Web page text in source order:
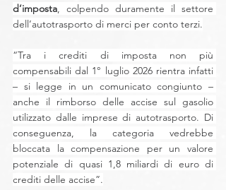
d’imposta, colpendo duramente il settore
dell’autotrasporto di merci per conto terzi.
“Tra i crediti di imposta non più
compensabili dal 1° luglio 2026 rientra infatti
– si legge in un comunicato congiunto –
anche il rimborso delle accise sul gasolio
utilizzato dalle imprese di autotrasporto. Di
conseguenza, la categoria vedrebbe
bloccata la compensazione per un valore
potenziale di quasi 1,8 miliardi di euro di
crediti delle accise”.